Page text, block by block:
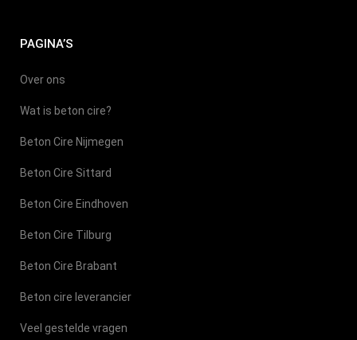
PAGINA’S
Over ons
Wat is beton cire?
Beton Cire Nijmegen
Beton Cire Sittard
Beton Cire Eindhoven
Beton Cire Tilburg
Beton Cire Brabant
Beton cire leverancier
Veel gestelde vragen